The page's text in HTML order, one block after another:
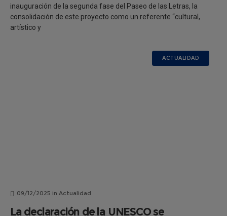
inauguración de la segunda fase del Paseo de las Letras, la
consolidación de este proyecto como un referente “cultural,
artístico y
ACTUALIDAD
09/12/2025 in Actualidad
La declaración de la UNESCO se